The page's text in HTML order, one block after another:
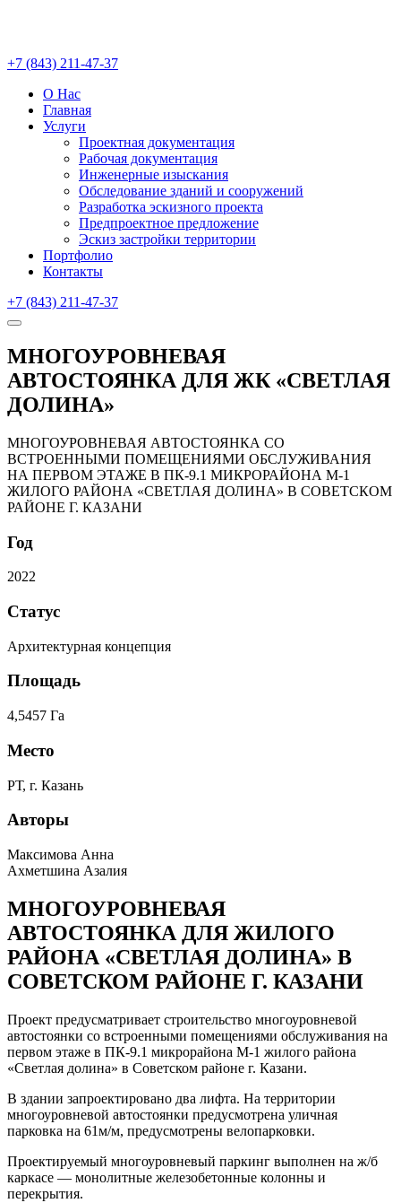
+7 (843) 211-47-37
О Нас
Главная
Услуги
Проектная документация
Рабочая документация
Инженерные изыскания
Обследование зданий и сооружений
Разработка эскизного проекта
Предпроектное предложение
Эскиз застройки территории
Портфолио
Контакты
+7 (843) 211-47-37
МНОГОУРОВНЕВАЯ
АВТОСТОЯНКА ДЛЯ ЖК «СВЕТЛАЯ
ДОЛИНА»
МНОГОУРОВНЕВАЯ АВТОСТОЯНКА СО
ВСТРОЕННЫМИ ПОМЕЩЕНИЯМИ ОБСЛУЖИВАНИЯ
НА ПЕРВОМ ЭТАЖЕ В ПК-9.1 МИКРОРАЙОНА М-1
ЖИЛОГО РАЙОНА «СВЕТЛАЯ ДОЛИНА» В СОВЕТСКОМ
РАЙОНЕ Г. КАЗАНИ
Год
2022
Статус
Архитектурная концепция
Площадь
4,5457 Га
Место
РТ, г. Казань
Авторы
Максимова Анна
Ахметшина Азалия
МНОГОУРОВНЕВАЯ
АВТОСТОЯНКА ДЛЯ ЖИЛОГО
РАЙОНА «СВЕТЛАЯ ДОЛИНА» В
СОВЕТСКОМ РАЙОНЕ Г. КАЗАНИ
Проект предусматривает строительство многоуровневой
автостоянки со встроенными помещениями обслуживания на
первом этаже в ПК-9.1 микрорайона М-1 жилого района
«Светлая долина» в Советском районе г. Казани.
В здании запроектировано два лифта. На территории
многоуровневой автостоянки предусмотрена уличная
парковка на 61м/м, предусмотрены велопарковки.
Проектируемый многоуровневый паркинг выполнен на ж/б
каркасе — монолитные железобетонные колонны и
перекрытия.